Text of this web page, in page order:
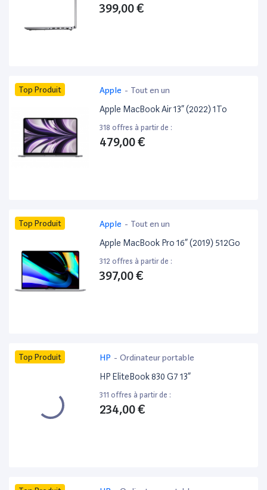
399,00 €
Top Produit Apple - Tout en un
Apple MacBook Air 13” (2022) 1To
318 offres à partir de :
479,00 €
Top Produit Apple - Tout en un
Apple MacBook Pro 16” (2019) 512Go
312 offres à partir de :
397,00 €
Top Produit HP - Ordinateur portable
HP EliteBook 830 G7 13”
311 offres à partir de :
234,00 €